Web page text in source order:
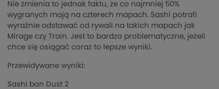
Nie zmienia to jednak faktu, że co najmniej 50%
wygranych mają na czterech mapach. Sashi potrafi
wyraźnie odstawać od rywali na takich mapach jak
Mirage czy Train. Jest to bardzo problematyczne, jeżeli
chce się osiągać coraz to lepsze wyniki.
Przewidywane wyniki:
Sashi ban Dust 2